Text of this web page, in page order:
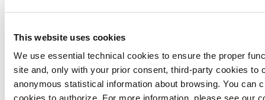
This website uses cookies
We use essential technical cookies to ensure the proper
site and, only with your prior consent, third-party cookies to
anonymous statistical information about browsing. You can
cookies to authorize. For more information, please see our
Ivan
Fedele
C.d.A. del
31/01/2012
Delibera del
C.d.A. del
17/12/2015
Delibera del
Direttore
artistico
01/02/201231/12/2020lordo